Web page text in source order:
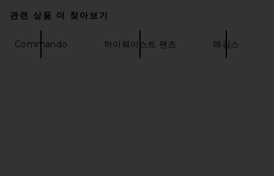
관련 상품 더 찾아보기
Commando 하이웨이스트 팬츠 레깅스